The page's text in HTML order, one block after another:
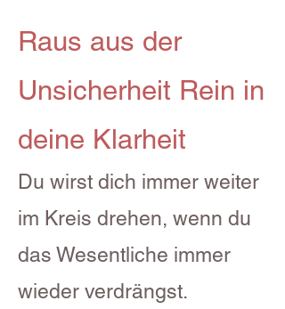
Raus aus der
Unsicherheit Rein in
deine Klarheit
Du wirst dich immer weiter
im Kreis drehen, wenn du
das Wesentliche immer
wieder verdrängst.